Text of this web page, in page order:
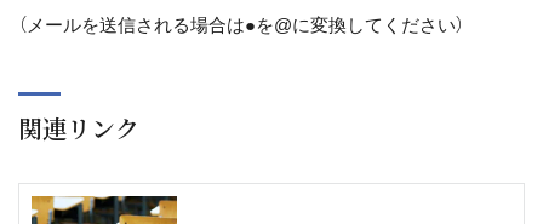
（メールを送信される場合は●を@に変換してください）
関連リンク